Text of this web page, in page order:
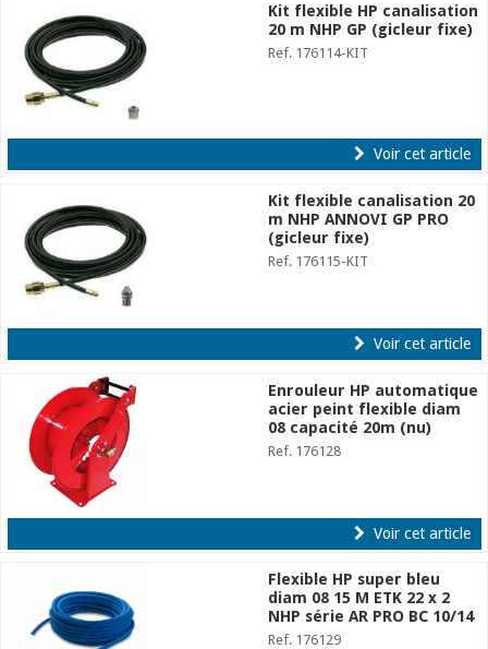
Kit flexible HP canalisation
20 m NHP GP (gicleur fixe)
Ref. 176114-KIT
Voir cet article
Kit flexible canalisation 20
m NHP ANNOVI GP PRO
(gicleur fixe)
Ref. 176115-KIT
Voir cet article
Enrouleur HP automatique
acier peint flexible diam
08 capacité 20m (nu)
Ref. 176128
Voir cet article
Flexible HP super bleu
diam 08 15 M ETK 22 x 2
NHP série AR PRO BC 10/14
Ref. 176129